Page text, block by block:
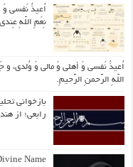
اُعیذُ نَفسی وَ
نِعَمِ اللّهِ
اُعیذُ نَفسی وَ أهلی وَ مالی وَ وُلدی، و
اللّهِ الرَّحمنِ الرَّحیمِ.
بازخوانی
رابعی؛ از
Name